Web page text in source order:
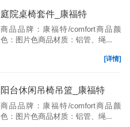
庭院桌椅套件_康福特
商品品牌：康福特/comfort商品颜
色：图片色商品材质：铝管、绳...
[详情]
阳台休闲吊椅吊篮_康福特
商品品牌：康福特/comfort商品颜
色：图片色商品材质：铝管、绳...